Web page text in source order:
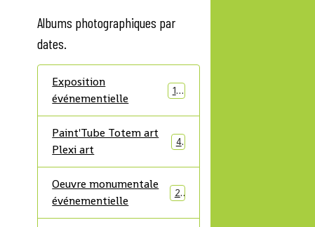
Albums photographiques par
dates.
Exposition
événementielle
12
Paint'Tube Totem art
Plexi art
4
Oeuvre monumentale
événementielle
21